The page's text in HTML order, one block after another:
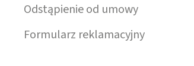
Odstąpienie od umowy
Formularz reklamacyjny